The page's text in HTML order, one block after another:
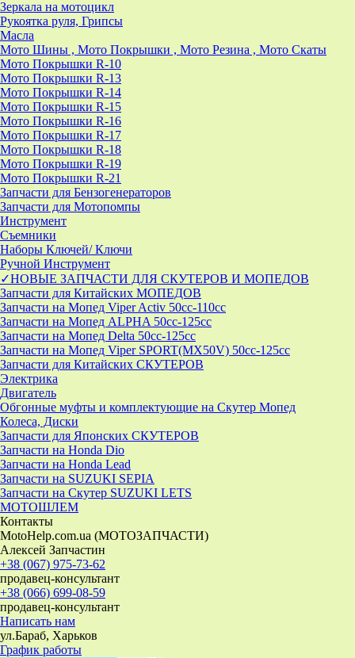
Зеркала на мотоцикл
Рукоятка руля, Грипсы
Масла
Мото Шины , Мото Покрышки , Мото Резина , Мото Скаты
Мото Покрышки R-10
Мото Покрышки R-13
Мото Покрышки R-14
Мото Покрышки R-15
Мото Покрышки R-16
Мото Покрышки R-17
Мото Покрышки R-18
Мото Покрышки R-19
Мото Покрышки R-21
Запчасти для Бензогенераторов
Запчасти для Мотопомпы
Инструмент
Съемники
Наборы Ключей/ Ключи
Ручной Инструмент
✓НОВЫЕ ЗАПЧАСТИ ДЛЯ СКУТЕРОВ И МОПЕДОВ
Запчасти для Китайских МОПЕДОВ
Запчасти на Мопед Viper Activ 50cc-110cc
Запчасти на Мопед ALPHA 50cc-125cc
Запчасти на Мопед Delta 50cc-125cc
Запчасти на Мопед Viper SPORT(MX50V) 50cc-125cc
Запчасти для Китайских СКУТЕРОВ
Электрика
Двигатель
Обгонные муфты и комплектующие на Скутер Мопед
Колеса, Диски
Запчасти для Японских СКУТЕРОВ
Запчасти на Honda Dio
Запчасти на Honda Lead
Запчасти на SUZUKI SEPIA
Запчасти на Скутер SUZUKI LETS
МОТОШЛЕМ
Контакты
MotoHelp.com.ua (МОТОЗАПЧАСТИ)
Алексей Запчастин
+38 (067) 975-73-62
продавец-консультант
+38 (066) 699-08-59
продавец-консультант
Написать нам
ул.Бараб, Харьков
График работы